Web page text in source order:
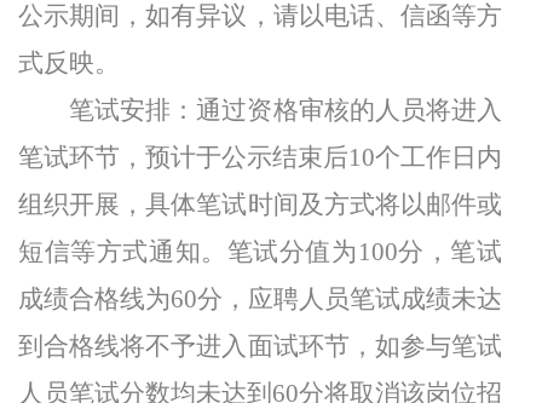
公示期间，如有异议，请以电话、信函等方
式反映。
笔试安排：通过资格审核的人员将进入
笔试环节，预计于公示结束后10个工作日内
组织开展，具体笔试时间及方式将以邮件或
短信等方式通知。笔试分值为100分，笔试
成绩合格线为60分，应聘人员笔试成绩未达
到合格线将不予进入面试环节，如参与笔试
人员笔试分数均未达到60分将取消该岗位招